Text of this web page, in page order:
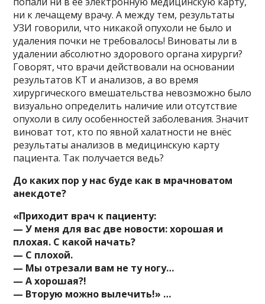
ни к лечащему врачу. А между тем, результаты
УЗИ говорили, что никакой опухоли не было и
удаления почки не требовалось! Виноваты ли в
удалении абсолютно здорового органа хирурги?
Говорят, что врачи действовали на основании
результатов КТ и анализов, а во время
хирургического вмешательства невозможно было
визуально определить наличие или отсутствие
опухоли в силу особенностей заболевания. Значит
виноват тот, кто по явной халатности не внёс
результаты анализов в медицинскую карту
пациента. Так получается ведь?
До каких пор у нас буде как в мрачноватом
анекдоте?
«Приходит врач к пациенту:
— У меня для вас две новости: хорошая и
плохая. С какой начать?
— С плохой.
— Мы отрезали вам не ту ногу…
— А хорошая?!
— Вторую можно вылечить!» …